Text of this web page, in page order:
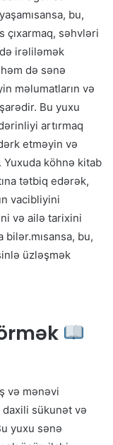
bu,
çıxarmaq, səhvləri
irəliləmək
də sənə
məlumatların və
Bu yuxu
artırmaq
etməyin və
köhnə kitab
tətbiq edərək,
vacibliyini
və ailə tarixini
bilər.mısansa, bu,
üzləşmək
və mənəvi
daxili sükunət və
yuxu sənə